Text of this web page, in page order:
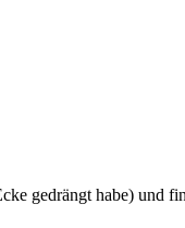
gedrängt habe) und